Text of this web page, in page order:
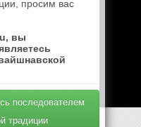
просим вас
вы
последователем
традиции